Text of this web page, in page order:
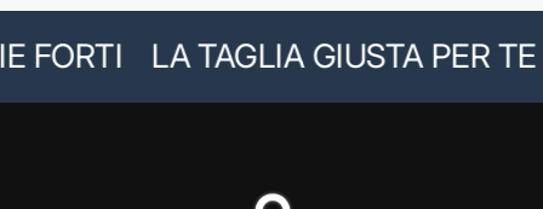
FORTI LA TAGLIA GIUSTA PER TE